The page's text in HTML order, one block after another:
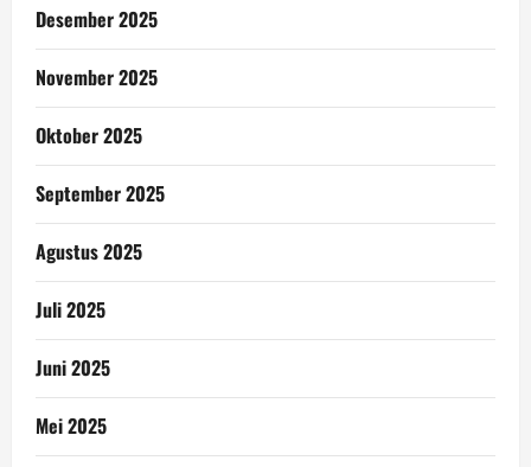
Desember 2025
November 2025
Oktober 2025
September 2025
Agustus 2025
Juli 2025
Juni 2025
Mei 2025